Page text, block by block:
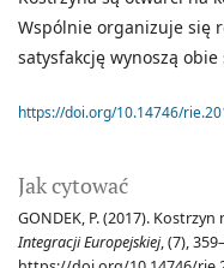
Jak cytować
GONDEK, P. (2017).
Integracji Europejskiej, (7),
Wspólnie organizuje się
satysfakcję wynoszą obie
https://doi.org/10.14746/